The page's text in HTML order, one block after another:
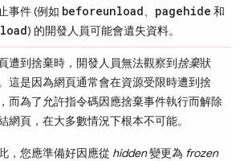
事件 (例如 beforeunload、 pagehide 和
) 的開發人員可能會遺失資料。
遭到捨棄時，開發人員無法觀察到捨棄狀
這是因為網頁通常會在資源受限時遭到捨
而為了允許指令碼因應捨棄事件執行而解除
網頁，在大多數情況下根本不可能。
，您應準備好因應從 hidden變更為 frozen